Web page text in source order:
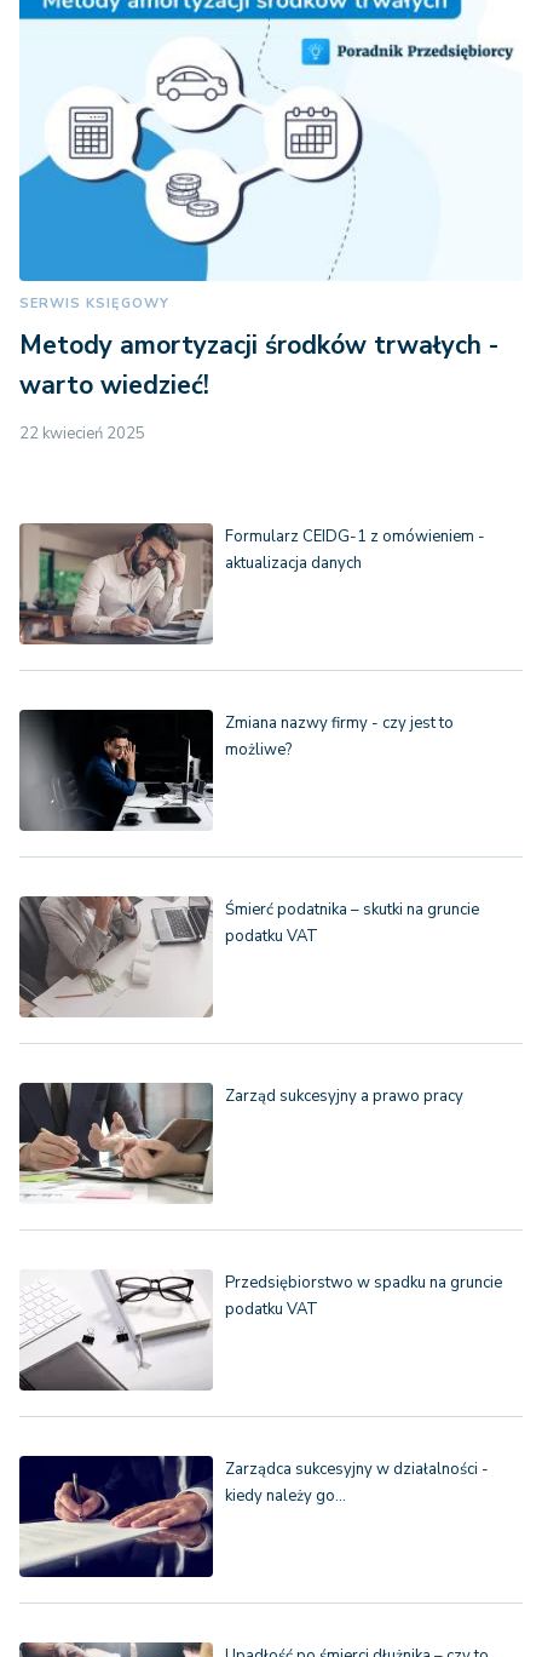
SERWIS KSIĘGOWY
Metody amortyzacji środków trwałych -
warto wiedzieć!
22 kwiecień 2025
Formularz CEIDG-1 z omówieniem -
aktualizacja danych
Zmiana nazwy firmy - czy jest to
możliwe?
Śmierć podatnika – skutki na gruncie
podatku VAT
Zarząd sukcesyjny a prawo pracy
Przedsiębiorstwo w spadku na gruncie
podatku VAT
Zarządca sukcesyjny w działalności -
kiedy należy go…